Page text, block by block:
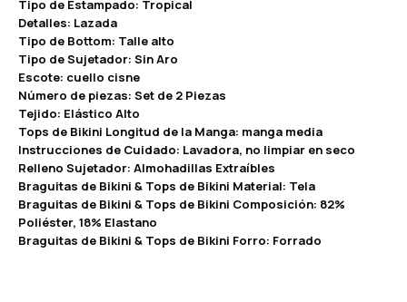
Tipo de Estampado: Tropical
Detalles: Lazada
Tipo de Bottom: Talle alto
Tipo de Sujetador: Sin Aro
Escote: cuello cisne
Número de piezas: Set de 2 Piezas
Tejido: Elástico Alto
Tops de Bikini Longitud de la Manga: manga media
Instrucciones de Cuidado: Lavadora, no limpiar en seco
Relleno Sujetador: Almohadillas Extraíbles
Braguitas de Bikini & Tops de Bikini Material: Tela
Braguitas de Bikini & Tops de Bikini Composición: 82%
Poliéster, 18% Elastano
Braguitas de Bikini & Tops de Bikini Forro: Forrado